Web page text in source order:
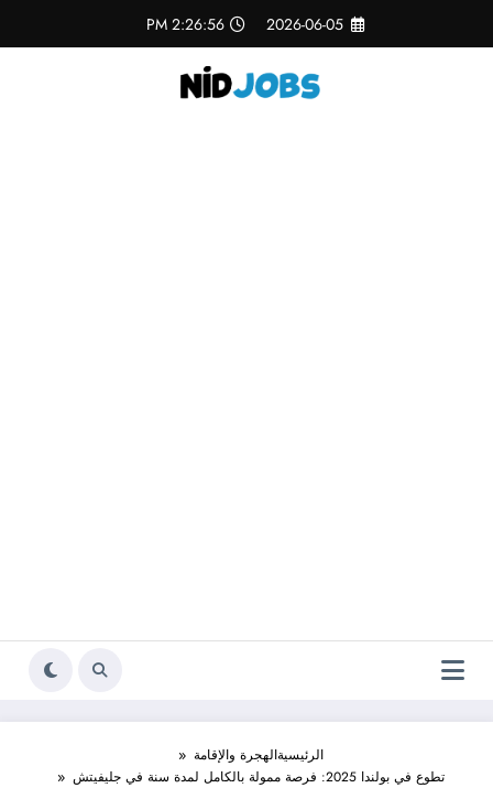
المحتوى
2026-06-05
2:26:57 PM
الرئيسيةالهجرة والإقامة
تطوع في بولندا 2025: فرصة ممولة بالكامل لمدة سنة في جليفيتش